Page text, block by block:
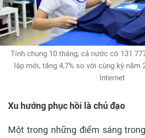
Tính chung 10 tháng, cả nước có
lập mới, tăng 4,7% so với cùng kỳ năm
Internet
Xu hướng phục hồi là chủ đạo
Một trong những điểm sáng